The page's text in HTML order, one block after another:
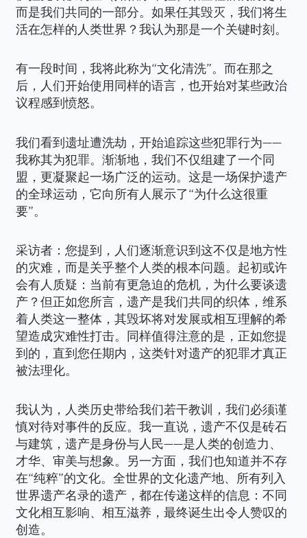
而是我们共同的一部分。如果任其毁灭，我们将生
活在怎样的人类世界？我认为那是一个关键时刻。
有一段时间，我将此称为“文化清洗”。而在那之
后，人们开始使用同样的语言，也开始对某些政治
议程感到愤怒。
我们看到遗址遭洗劫，开始追踪这些犯罪行为——
我称其为犯罪。渐渐地，我们不仅组建了一个同
盟，更凝聚起一场广泛的运动。这是一场保护遗产
的全球运动，它向所有人展示了“为什么这很重
要”。
采访者：您提到，人们逐渐意识到这不仅是地方性
的灾难，而是关乎整个人类的根本问题。起初或许
会有人质疑：当前有更急迫的危机，为什么要谈遗
产？但正如您所言，遗产是我们共同的织体，维系
着人类这一整体，其毁坏将对发展或相互理解的希
望造成灾难性打击。同样值得注意的是，正如您提
到的，直到您任期内，这类针对遗产的犯罪才真正
被法理化。
我认为，人类历史带给我们若干教训，我们必须谨
慎对待对事件的反应。我一直说，遗产不仅是砖石
与建筑，遗产是身份与人民——是人类的创造力、
才华、审美与想象。另一方面，我们也知道并不存
在“纯粹”的文化。全世界的文化遗产地、所有列入
世界遗产名录的遗产，都在传递这样的信息：不同
文化相互影响、相互滋养，最终诞生出令人赞叹的
创造。